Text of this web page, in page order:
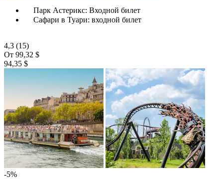
Парк Астерикс: Входной билет
Сафари в Туари: входной билет
4,3 (15)
От 99,32 $
94,35 $
-5%